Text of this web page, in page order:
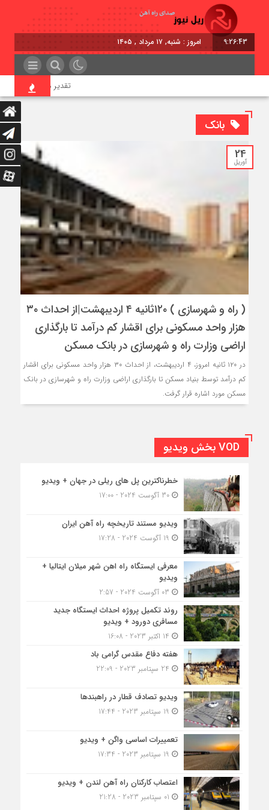
9:26:43 امروز : شنبه, ۱۷ مرداد , ۱۴۰۵
تقدیر معاون اول
بانک
24
آوریل
( راه و شهرسازی ) ۱۲۰ثانیه ۴ اردیبهشت|از احداث ۳۰
هزار واحد مسکونی برای اقشار کم درآمد تا بارگذاری
اراضی وزارت راه و شهرسازی در بانک مسکن
در ۱۲۰ ثانیه امروز، ۴ اردیبهشت، از احداث ۳۰ هزار واحد مسکونی برای اقشار
کم درآمد توسط بنیاد مسکن تا بارگذاری اراضی وزارت راه و شهرسازی در بانک
مسکن مورد اشاره قرار گرفت.
VOD بخش ویدیو
خطرناکترین پل های ریلی در جهان + ویدیو
30 آگوست 2024 - 17:00
ویدیو مستند تاریخچه راه آهن ایران
معرفی ایستگاه راه اهن شهر میلان ایتالیا +
ویدیو
روند تکمیل پروژه احداث ایستگاه جدید
مسافری دورود + ویدیو
هفته دفاع مقدس گرامی باد
ویدیو تصادف قطار در راهبندها
تعمییرات اساسی واگن + ویدیو
اعتصاب کارکنان راه آهن لندن + ویدیو